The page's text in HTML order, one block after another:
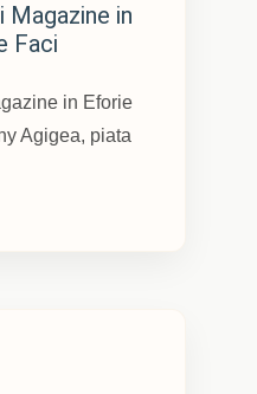
Magazine in
Faci
in Eforie
Agigea, piata